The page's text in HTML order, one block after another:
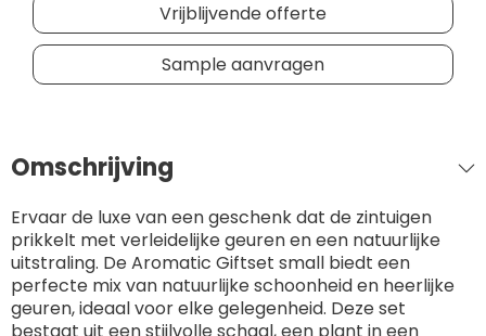
Vrijblijvende offerte
Sample aanvragen
Omschrijving
Ervaar de luxe van een geschenk dat de zintuigen
prikkelt met verleidelijke geuren en een natuurlijke
uitstraling. De Aromatic Giftset small biedt een
perfecte mix van natuurlijke schoonheid en heerlijke
geuren, ideaal voor elke gelegenheid. Deze set